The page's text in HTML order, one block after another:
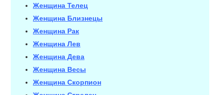
Женщина Телец
Женщина Близнецы
Женщина Рак
Женщина Лев
Женщина Дева
Женщина Весы
Женщина Скорпион